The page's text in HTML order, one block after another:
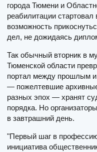
города Тюмени и
реабилитации
возможность
дел, не дожидаясь
Так обычный вторник в
Тюменской области
портал между прошлым
— пожелтевшие
разных эпох — хранят
порядка. Но
в завтрашний день.
"Первый шаг в
инициатива